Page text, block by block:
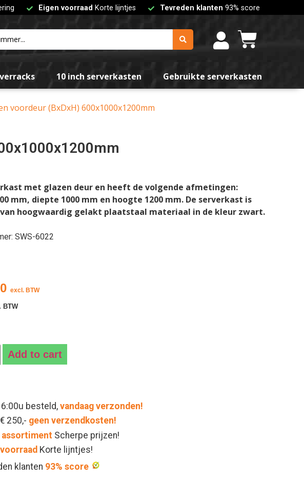
Eigen voorraad Korte lijntjes Tevreden klanten 93% score
10 inch serverkasten Gebruikte serverkasten
voordeur (BxDxH) 600x1000x1200mm
met glazen deur en heeft de volgende afmetingen:
mm, diepte 1000 mm en hoogte 1200 mm. De serverkast is
hoogwaardig gelakt plaatstaal materiaal in de kleur zwart.
SWS-6022
excl. BTW
BTW
Add to cart
besteld,vandaag verzonden!
250,- geen verzendkosten!
assortiment Scherpe prijzen!
Korte lijntjes!
klanten 93% score